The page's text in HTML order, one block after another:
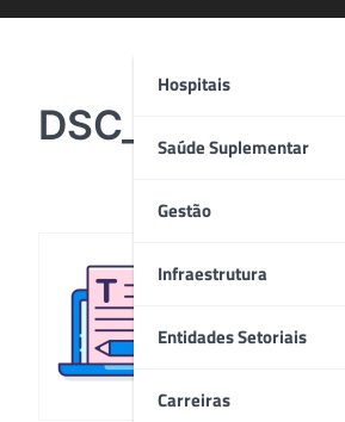
Hospitais
Saúde Suplementar
Gestão
Infraestrutura
Entidades Setoriais
Carreiras
DSC_3594 –